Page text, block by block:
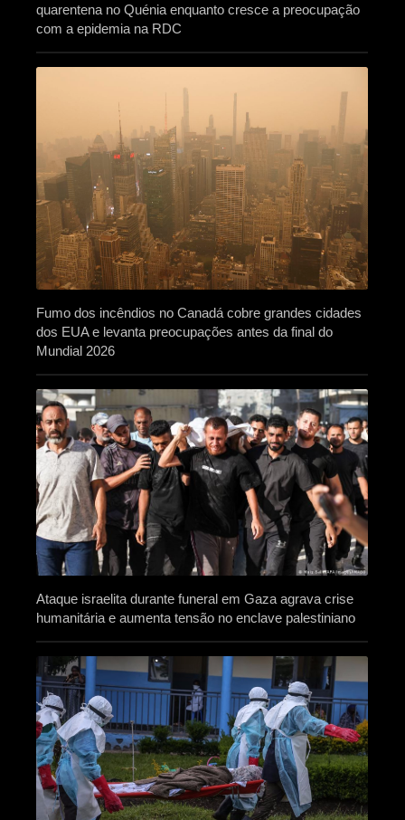
quarentena no Quénia enquanto cresce a preocupação
com a epidemia na RDC
Fumo dos incêndios no Canadá cobre grandes cidades
dos EUA e levanta preocupações antes da final do
Mundial 2026
Ataque israelita durante funeral em Gaza agrava crise
humanitária e aumenta tensão no enclave palestiniano